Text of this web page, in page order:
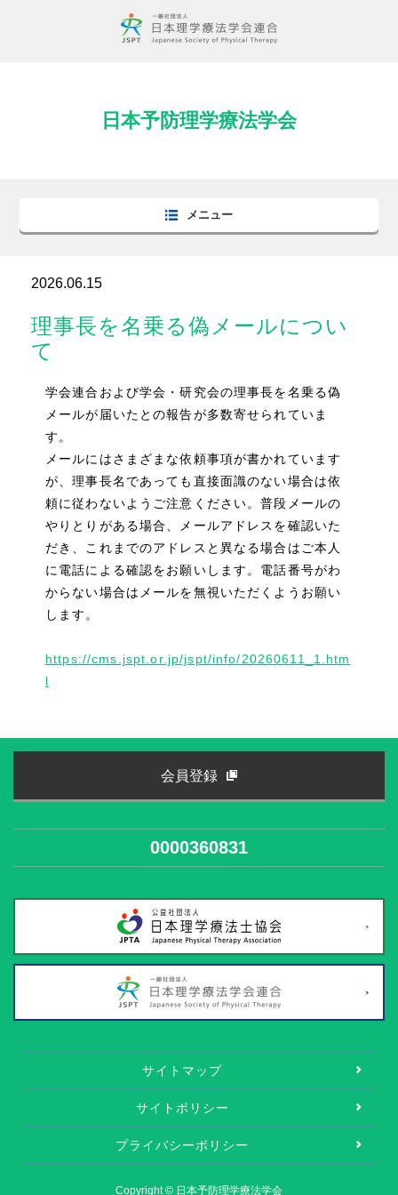
日本予防理学療法学会
メニュー
2026.06.15
理事長を名乗る偽メールについ
て
学会連合および学会・研究会の理事長を名乗る偽
メールが届いたとの報告が多数寄せられていま
す。
メールにはさまざまな依頼事項が書かれています
が、理事長名であっても直接面識のない場合は依
頼に従わないようご注意ください。普段メールの
やりとりがある場合、メールアドレスを確認いた
だき、これまでのアドレスと異なる場合はご本人
に電話による確認をお願いします。電話番号がわ
からない場合はメールを無視いただくようお願い
します。
https://cms.jspt.or.jp/jspt/info/20260611_1.htm
l
会員登録
0000360831
サイトマップ
サイトポリシー
プライバシーポリシー
Copyright © 日本予防理学療法学会